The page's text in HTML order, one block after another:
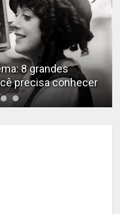
8 grandes
precisa conhecer